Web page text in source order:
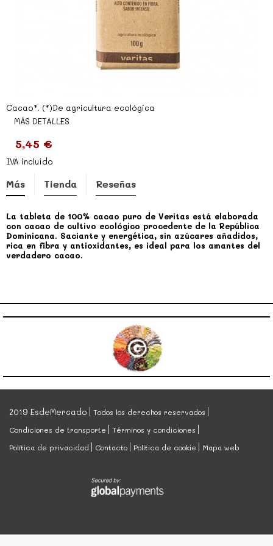
Cacao*. (*)De agricultura ecológica
MÁS DETALLES
5,45 €
IVA incluído
Más Tienda Reseñas
La tableta de 100% cacao puro de Veritas está elaborada
con cacao de cultivo ecológico procedente de la República
Dominicana. Saciante y energética, sin azúcares añadidos,
rica en fibra y antioxidantes, es ideal para los amantes del
verdadero cacao.
2019 EsdeMercado
Todos los derechos reservados
Condiciones de transporte
Términos y condiciones
Política de privacidad
Contacto Política de cookie Mapa web